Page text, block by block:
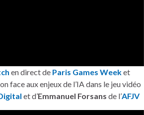
en direct de Paris Games Weeket
face aux enjeux de l’IA dans le jeu vidéo
et d’Emmanuel Forsans de l’AFJV